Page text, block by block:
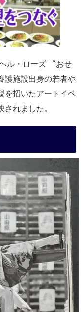
ル・ローズ 〝おせ
護施設出身の若者や
を招いたアートイベ
れました。